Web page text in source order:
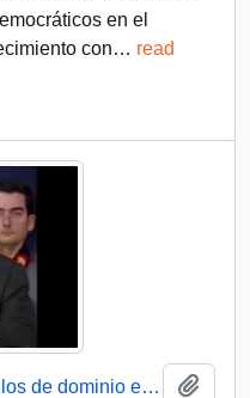
en el
con… read
Presidente Aylwin entrega títulos de dominio en la Provincia de Cautín, Región de la Araucanía: video